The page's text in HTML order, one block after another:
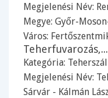
Megjelenési Név:
Megye: Győr-
Város:
Teherfuvarozás,...
Kategória:
Megjelenési Név:
Sárvár - Kálmán